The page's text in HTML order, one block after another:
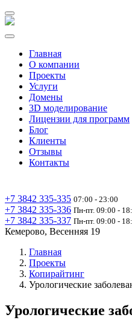
Главная
О компании
Проекты
Услуги
Домены
3D моделирование
Лицензии для программ
Блог
Клиенты
Отзывы
Контакты
+7 3842 335‑335 07:00 - 23:00
+7 3842 335‑336 Пн-пт. 09:00 -
+7 3842 335‑337 Пн-пт. 09:00 -
Кемерово, Весенняя 19
Главная
Проекты
Копирайтинг
Урологические
Урологические